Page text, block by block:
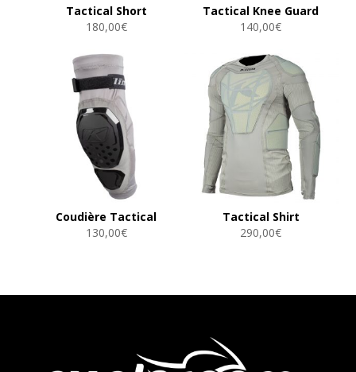
Tactical Short
180,00€
Tactical Knee Guard
140,00€
Coudière Tactical
130,00€
Tactical Shirt
290,00€